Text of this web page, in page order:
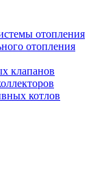
отопления
отопления
клапанов
котлов